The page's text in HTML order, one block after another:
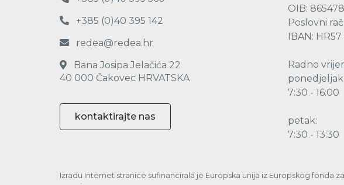
+385 (0)40 395 142
redea@redea.hr
Bana Josipa Jelačića 22
40 000 Čakovec HRVATSKA
kontaktirajte nas
OIB:
Poslovni
IBAN:
Radno
7:30 - 16:00
petak:
7:30 - 13:30
Izradu Internet stranice sufinancirala je Europska unija iz Europskog fonda